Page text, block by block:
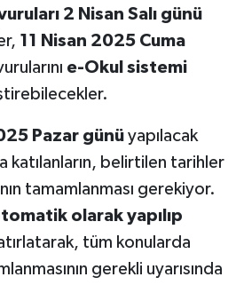
2 Nisan Salı günü
11 Nisan 2025 Cuma
e-Okul sistemi
Pazar günüyapılacak
katılanların, belirtilen tarihler
tamamlanması gerekiyor.
olarak yapılıp
tüm konularda
gerekli uyarısında